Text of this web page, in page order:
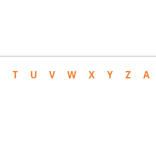
T U V W X Y Z Α